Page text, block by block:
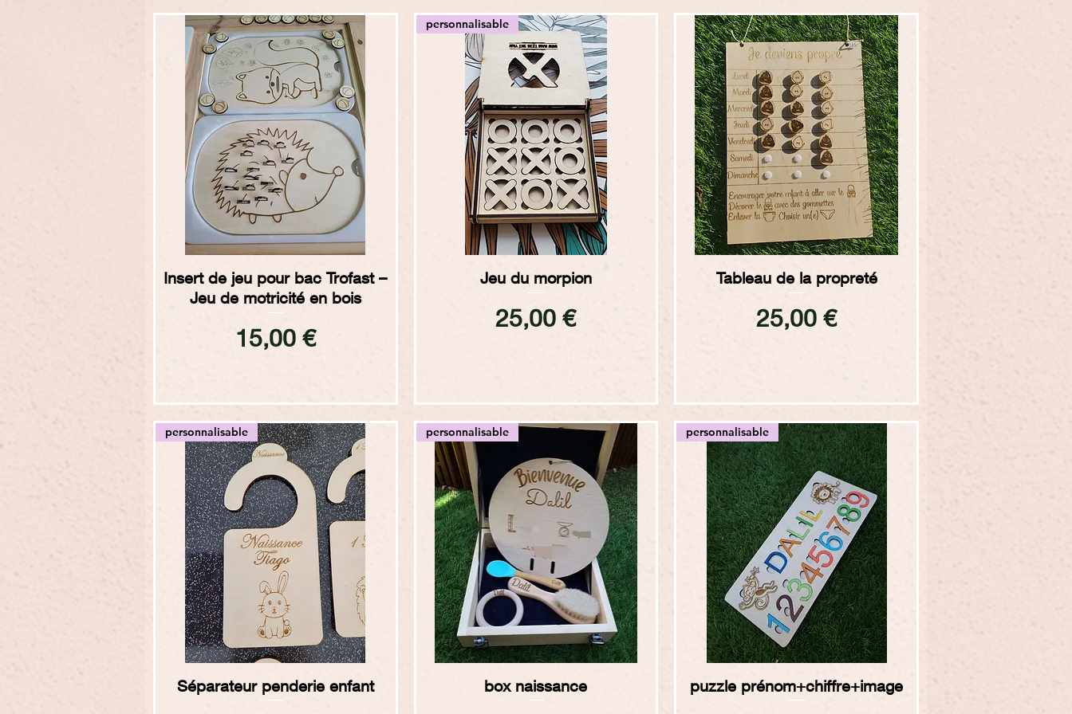
Aperçu rapide
Insert de jeu pour bac Trofast –
Jeu de motricité en bois
Prix
15,00 €
Aperçu rapide
personnalisable
Jeu du morpion
Prix
25,00 €
Aperçu rapide
Tableau de la propreté
Prix
25,00 €
Aperçu rapide
personnalisable
Séparateur penderie enfant Aperçu rapide
personnalisable
box naissance Aperçu rapide
personnalisable
puzzle prénom+chiffre+image